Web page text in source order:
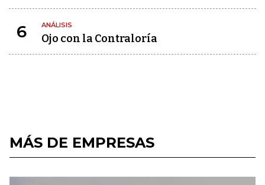
6 ANÁLISIS
Ojo con la Contraloría
MÁS DE EMPRESAS